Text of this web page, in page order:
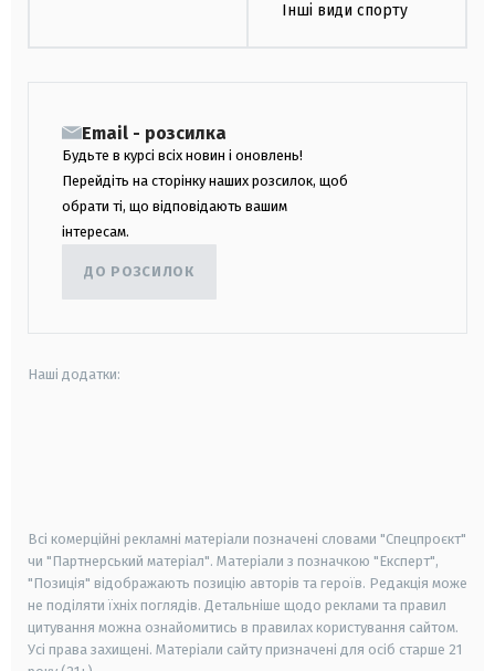
Інші види спорту
Email - розсилка
Будьте в курсі всіх новин і оновлень!
Перейдіть на сторінку наших розсилок, щоб
обрати ті, що відповідають вашим
інтересам.
ДО РОЗСИЛОК
Наші додатки:
Всі комерційні рекламні матеріали позначені словами "Спецпроєкт"
чи "Партнерський матеріал". Матеріали з позначкою "Експерт",
"Позиція" відображають позицію авторів та героїв. Редакція може
не поділяти їхніх поглядів. Детальніше щодо реклами та правил
цитування можна ознайомитись в правилах користування сайтом.
Усі права захищені. Матеріали сайту призначені для осіб старше 21